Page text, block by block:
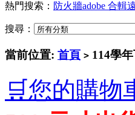
熱門搜索： 防火牆adobe 合輯
搜尋：
當前位置: 首頁 > 114學
🛒您的購物